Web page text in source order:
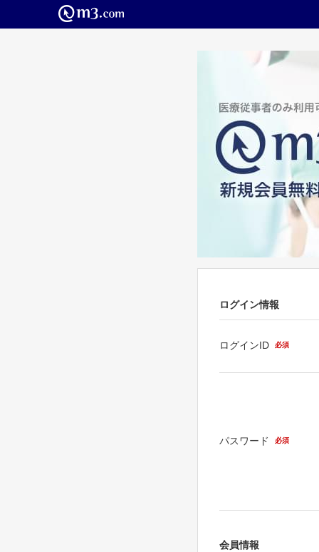
ログイン情報
ログインID 必須
パスワード 必須
会員情報